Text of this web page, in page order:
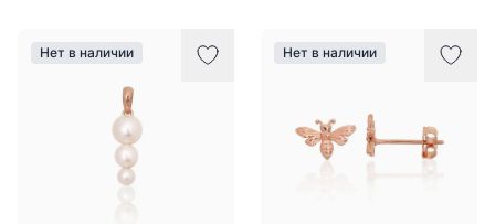
Нет в наличии Нет в наличии